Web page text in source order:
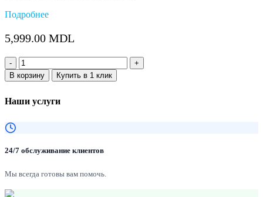
Подробнее
5,999.00 MDL
Количество:
В корзину Купить в 1 клик
Наши услуги
24/7 обслуживание клиентов
Мы всегда готовы вам помочь.